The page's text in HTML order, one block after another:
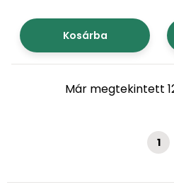
Kosárba
Már megtekintett
1